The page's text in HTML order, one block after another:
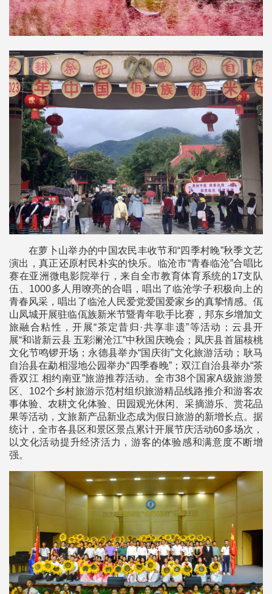
在萝卜山举办的中国农民丰收节和“四季村晚”秋季文艺
演出，真正还原村民朴实的快乐。临沧市“青春临沧”合唱比
赛在亚洲微电影院举行，来自全市教育体育系统的17支队
伍、1000多人用嘹亮的合唱，唱出了临沧学子积极向上的
青春风采，唱出了临沧人民爱党爱国爱家乡的真挚情感。佤
山凤城开展驻临佤族新米节暨青年歌手比赛，邦东乡增加文
旅融合粘性，开展“茶定昔归·共享非遗”等活动；云县开
展“和谐新云县 五彩澜沧江”中秋国庆晚会；凤庆县首届核桃
文化节鸣锣开场；永德县举办“国庆街”文化旅游活动；耿马
自治县在勐相湿地公园举办“四季春晚”；双江自治县举办“茶
香双江 相约南亚”旅游推荐活动。全市38个国家A级旅游景
区、102个乡村旅游示范村组织旅游精品线路推介和游客农
事体验、农耕文化体验、田园观光休闲、采摘游乐、赏花品
果等活动，文旅新产品新业态成为假日旅游的新增长点。据
统计，全市各县区和景区景点累计开展节庆活动60多场次，
以文化活动提升经济活力，游客的体验感和满意度不断增
强。